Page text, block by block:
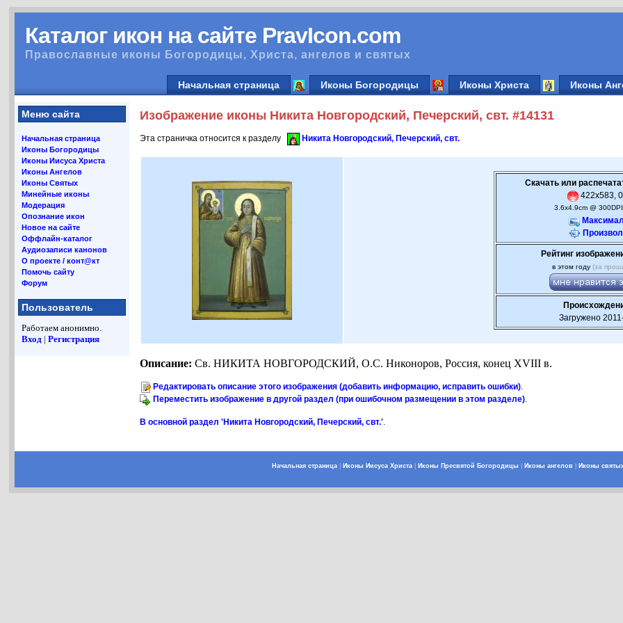
Каталог икон на сайте PravIcon.com
Православные иконы Богородицы, Христа, ангелов и святых
Начальная страница Иконы Богородицы Иконы Христа Иконы
Меню сайта
Начальная страница
Иконы Богородицы
Иконы Иисуса Христа
Иконы Ангелов
Иконы Святых
Минейные иконы
Модерация
Опознание икон
Новое на сайте
Оффлайн-каталог
Аудиозаписи канонов
О проекте / конт@кт
Помочь сайту
Форум
Пользователь
Работаем анонимно.
Вход |Регистрация
Изображение иконы Никита Новгородский, Печерский, свт. #14131
Эта страничка относится к разделу Никита Новгородский, Печерский, свт.
Скачать или
422x583,
3.6x4.9cm @
Рейтинг
в этом году(за
Загружено
Описание: Св. НИКИТА НОВГОРОДСКИЙ, О.С. Никоноров, Россия, конец XVIII в.
Редактировать описание этого изображения (добавить информацию, исправить ошибки).
Переместить изображение в другой раздел (при ошибочном размещении в этом разделе).
В основной раздел 'Никита Новгородский, Печерский, свт.'.
Начальная страница Иконы Иисуса Христа Иконы Пресвятой Богородицы Иконы ангелов Иконы